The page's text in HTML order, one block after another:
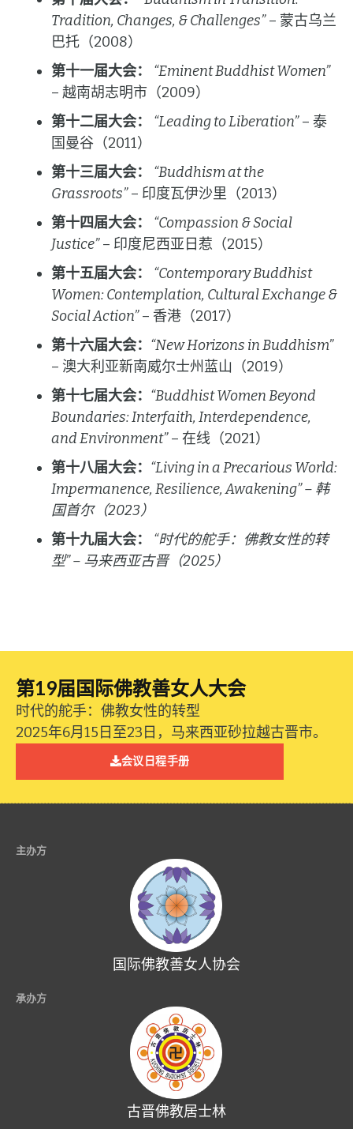
Tradition, Changes, & Challenges”– 蒙古乌兰
巴托（2008）
第十一届大会：
“Eminent Buddhist Women”
– 越南胡志明市（2009）
第十二届大会：
“Leading to Liberation”– 泰
国曼谷（2011）
第十三届大会：
“Buddhism at the
Grassroots”– 印度瓦伊沙里（2013）
第十四届大会：
“Compassion & Social
Justice”– 印度尼西亚日惹（2015）
第十五届大会：
“Contemporary Buddhist
Women: Contemplation, Cultural Exchange &
Social Action”– 香港（2017）
第十六届大会： “New Horizons in Buddhism”
– 澳大利亚新南威尔士州蓝山（2019）
第十七届大会： “Buddhist Women Beyond
Boundaries: Interfaith, Interdependence,
and Environment”– 在线（2021）
第十八届大会： “Living in a Precarious World:
Impermanence, Resilience, Awakening” – 韩
国首尔（2023）
第十九届大会：
“时代的舵手：佛教女性的转
型” – 马来西亚古晋（2025）
第19届国际佛教善女人大会
时代的舵手：佛教女性的转型
2025年6月15日至23日，马来西亚砂拉越古晋市。
会议日程手册
主办方
国际佛教善女人协会
承办方
古晋佛教居士林